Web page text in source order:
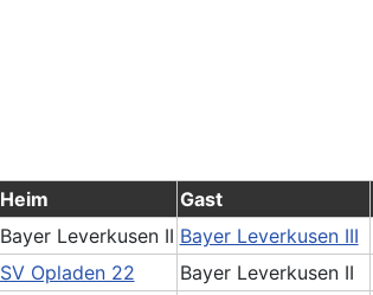
Heim Gast
Bayer Leverkusen II Bayer Leverkusen III
SV Opladen 22 Bayer Leverkusen II